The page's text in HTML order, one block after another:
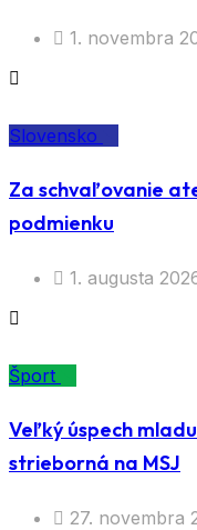
1. novembra
Slovensko
Za schvaľovanie
podmienku
1. augusta
Šport
Veľký úspech
strieborná na MSJ
27. novembra